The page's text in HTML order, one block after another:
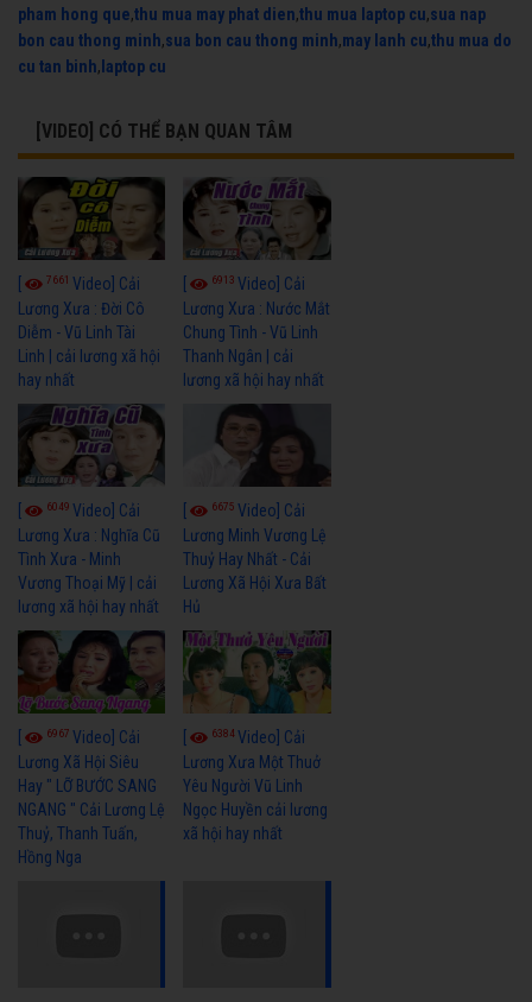
pham hong que,thu mua may phat dien,thu mua laptop cu,sua nap
bon cau thong minh,sua bon cau thong minh,may lanh cu,thu mua do
cu tan binh, laptop cu
[VIDEO] CÓ THỂ BẠN QUAN TÂM
7661 Video] Cải
Lương Xưa : Đời Cô
Diễm - Vũ Linh Tài
Linh | cải lương xã hội
hay nhất
6913Video] Cải
Lương Xưa : Nước Mắt
Chung Tình - Vũ Linh
Thanh Ngân | cải
lương xã hội hay nhất
6049 Video] Cải
Lương Xưa : Nghĩa Cũ
Tình Xưa - Minh
Vương Thoại Mỹ | cải
lương xã hội hay nhất
6675Video] Cải
Lương Minh Vương Lệ
Thuỷ Hay Nhất - Cải
Lương Xã Hội Xưa Bất
Hủ
6967 Video] Cải
Lương Xã Hội Siêu
Hay " LỠ BƯỚC SANG
NGANG " Cải Lương Lệ
Thuỷ, Thanh Tuấn,
Hồng Nga
6384Video] Cải
Lương Xưa Một Thuở
Yêu Người Vũ Linh
Ngọc Huyền cải lương
xã hội hay nhất